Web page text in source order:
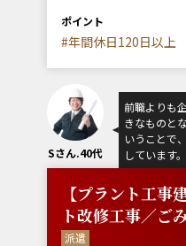
ポイント
#年間休日120日以上
Sさん.40代
前職よりも
きなものと
いうことで
しています。
【プラント工事
ト改修工事／ご
派遣